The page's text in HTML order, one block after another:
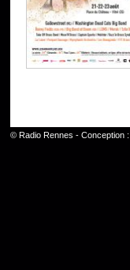
© Radio Rennes - Conception :